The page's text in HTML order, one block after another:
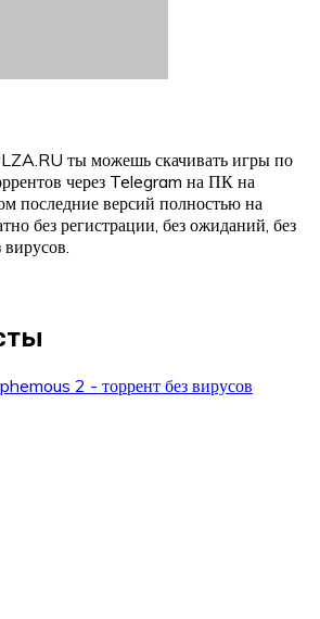
ты можешь скачивать игры по
через Telegram на ПК на
последние версий полностью на
без регистрации, без ожиданий, без